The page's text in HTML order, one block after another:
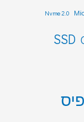
Nvme 2.0
SSD